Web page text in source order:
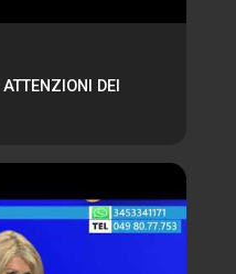
DEI